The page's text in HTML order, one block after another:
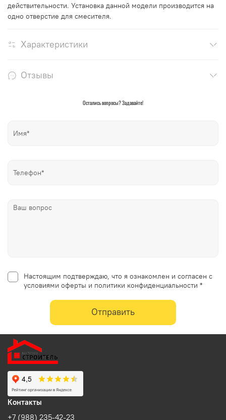
действительности. Установка данной модели производится на
одно отверстие для смесителя.
Характеристики
Отзывы
Остались вопросы? Задавайте!
Настоящим подтверждаю, что я ознакомлен и согласен с
условиями оферты и политики конфиденциальности *
Отправить
Контакты
+7 (988) 235-42-23